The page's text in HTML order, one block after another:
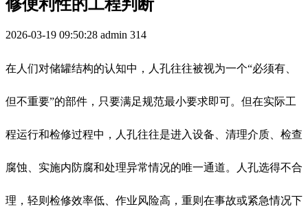
修便利性的工程判断
2026-03-19 09:50:28 admin 314
在人们对储罐结构的认知中，人孔往往被视为一个“必须有、
但不重要”的部件，只要满足规范最小要求即可。但在实际工
程运行和检修过程中，人孔往往是进入设备、清理介质、检查
腐蚀、实施内防腐和处理异常情况的唯一通道。人孔选得不合
理，轻则检修效率低、作业风险高，重则在事故或紧急情况下